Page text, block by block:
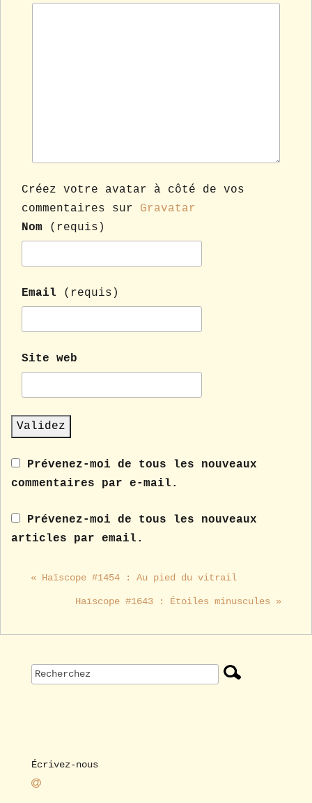
Créez votre avatar à côté de vos
commentaires sur Gravatar
Nom
(requis)
Email (requis)
Site web
Prévenez-moi de tous les nouveaux
commentaires par e-mail.
Prévenez-moi de tous les nouveaux
articles par email.
« Haïscope #1454 : Au pied du vitrail
Haïscope #1643 : Étoiles minuscules »
Écrivez-nous